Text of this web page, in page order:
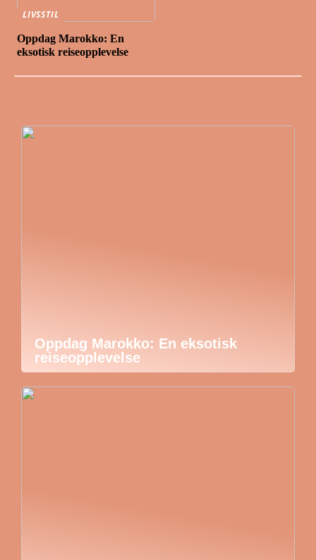
LIVSSTIL
Oppdag Marokko: En
eksotisk reiseopplevelse
Oppdag Marokko: En eksotisk
reiseopplevelse